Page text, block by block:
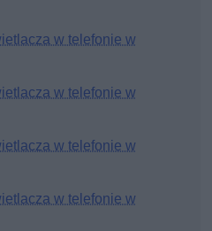
w telefonie w
w telefonie w
w telefonie w
w telefonie w